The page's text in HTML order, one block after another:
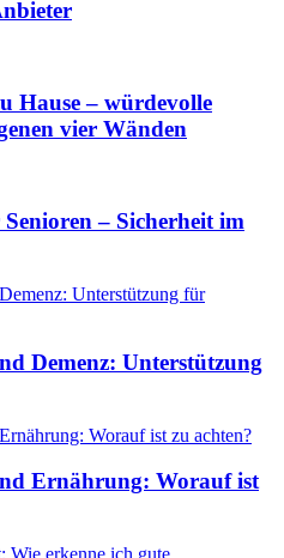
Hause – würdevolle
vier Wänden
– Sicherheit im
Demenz: Unterstützung
Ernährung: Worauf ist